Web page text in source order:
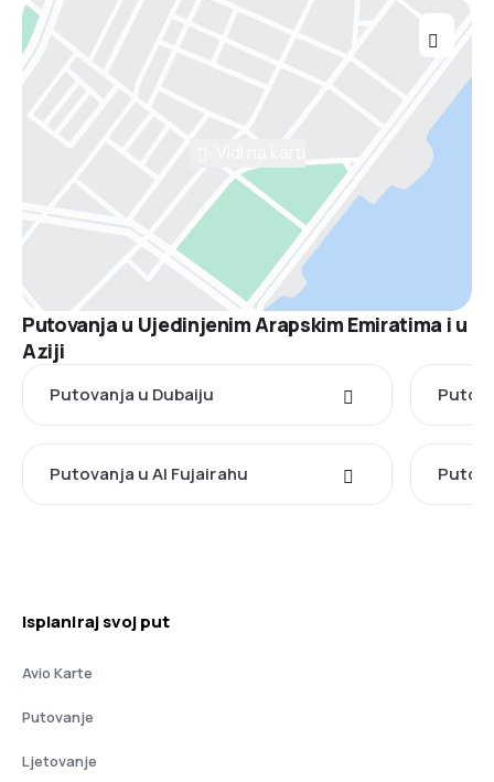
Putovanja u Ujedinjenim Arapskim Emiratima i u
Aziji
Putovanja u Dubaiju
Putovanja u Al Fujairahu
Isplaniraj svoj put
Avio Karte
Putovanje
Ljetovanje